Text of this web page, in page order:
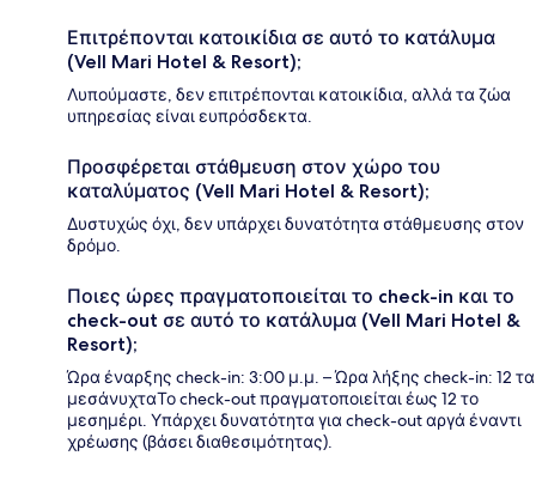
Επιτρέπονται κατοικίδια σε αυτό το κατάλυμα
(Vell Mari Hotel & Resort);
Λυπούμαστε, δεν επιτρέπονται κατοικίδια, αλλά τα ζώα
υπηρεσίας είναι ευπρόσδεκτα.
Προσφέρεται στάθμευση στον χώρο του
καταλύματος (Vell Mari Hotel & Resort);
Δυστυχώς όχι, δεν υπάρχει δυνατότητα στάθμευσης στον
δρόμο.
Ποιες ώρες πραγματοποιείται το check-in και το
check-out σε αυτό το κατάλυμα (Vell Mari Hotel &
Resort);
Ώρα έναρξης check-in: 3:00 μ.μ. – Ώρα λήξης check-in: 12 τα
μεσάνυχταΤο check-out πραγματοποιείται έως 12 το
μεσημέρι. Υπάρχει δυνατότητα για check-out αργά έναντι
χρέωσης (βάσει διαθεσιμότητας).